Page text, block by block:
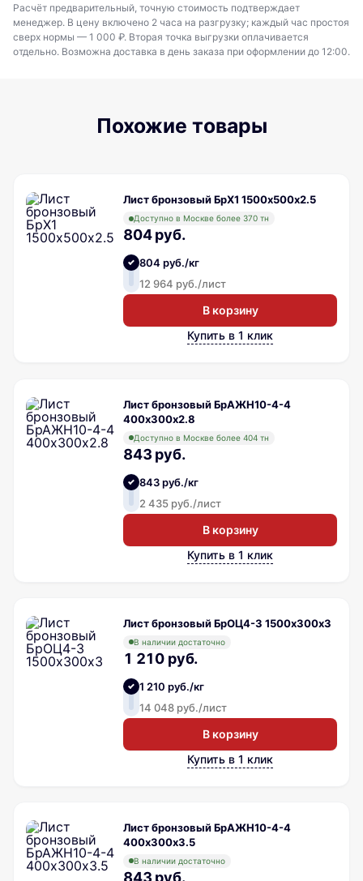
Расчёт предварительный, точную стоимость подтверждает
менеджер. В цену включено 2 часа на разгрузку; каждый час простоя
сверх нормы — 1 000 ₽. Вторая точка выгрузки оплачивается
отдельно. Возможна доставка в день заказа при оформлении до 12:00.
Похожие товары
Лист бронзовый БрХ1 1500х500х2.5
Доступно в Москве более 370 тн
804 руб.
804 руб./кг
12 964 руб./лист
В корзину
Купить в 1 клик
Лист бронзовый БрАЖН10-4-4
400х300х2.8
Доступно в Москве более 404 тн
843 руб.
843 руб./кг
2 435 руб./лист
В корзину
Купить в 1 клик
Лист бронзовый БрОЦ4-3 1500х300х3
В наличии достаточно
1 210 руб.
1 210 руб./кг
14 048 руб./лист
В корзину
Купить в 1 клик
Лист бронзовый БрАЖН10-4-4
400х300х3.5
В наличии достаточно
843 руб.